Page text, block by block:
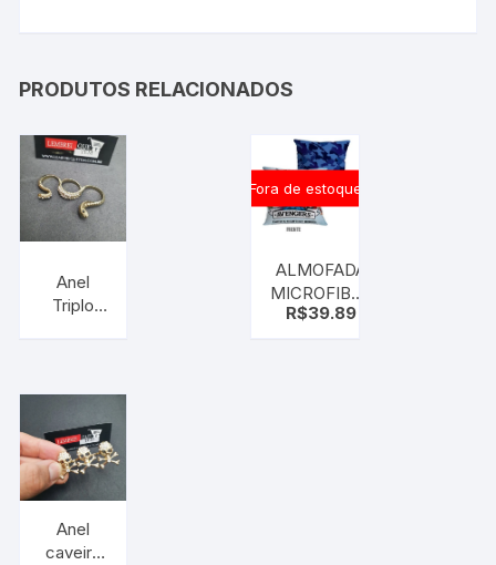
PRODUTOS RELACIONADOS
Anel
Triplo
tamanho
diversos
Fora de estoque
ALMOFADA
MICROFIBRA
MARVEL
R$39.89
Anel
caveira